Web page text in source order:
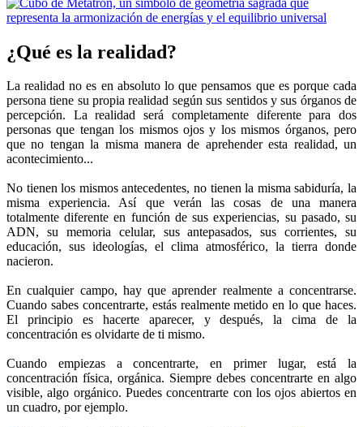
¿Qué es la realidad?
La realidad no es en absoluto lo que pensamos que es porque cada
persona tiene su propia realidad según sus sentidos y sus órganos de
percepción. La realidad será completamente diferente para dos
personas que tengan los mismos ojos y los mismos órganos, pero
que no tengan la misma manera de aprehender esta realidad, un
acontecimiento...
No tienen los mismos antecedentes, no tienen la misma sabiduría, la
misma experiencia. Así que verán las cosas de una manera
totalmente diferente en función de sus experiencias, su pasado, su
ADN, su memoria celular, sus antepasados, sus corrientes, su
educación, sus ideologías, el clima atmosférico, la tierra donde
nacieron.
En cualquier campo, hay que aprender realmente a concentrarse.
Cuando sabes concentrarte, estás realmente metido en lo que haces.
El principio es hacerte aparecer, y después, la cima de la
concentración es olvidarte de ti mismo.
Cuando empiezas a concentrarte, en primer lugar, está la
concentración física, orgánica. Siempre debes concentrarte en algo
visible, algo orgánico. Puedes concentrarte con los ojos abiertos en
un cuadro, por ejemplo.